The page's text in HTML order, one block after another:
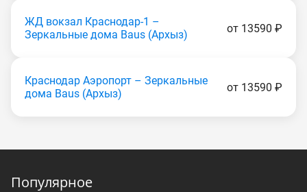
ЖД вокзал Краснодар-1 –
Зеркальные дома Baus (Apxыз)
от 13590 ₽
Краснодар Аэропорт – Зеркальные
дома Baus (Apxыз)
от 13590 ₽
Популярное